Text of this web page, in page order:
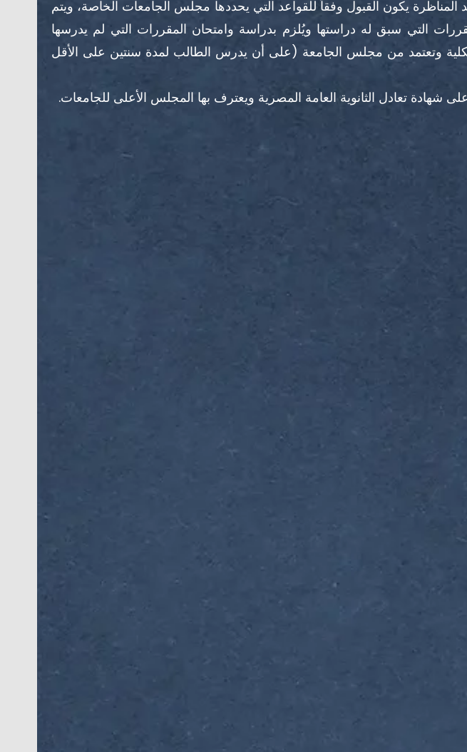
المناظرة يكون القبول وفقاً للقواعد التي يحددها مجلس الجامعات الخاصة، ويتم
التي سبق له دراستها ويُلزم بدراسة وامتحان المقررات التي لم يدرسها
وتعتمد من مجلس الجامعة (على أن يدرس الطالب لمدة سنتين على الأقل
شهادة تعادل الثانوية العامة المصرية ويعترف بها المجلس الأعلى للجامعات.